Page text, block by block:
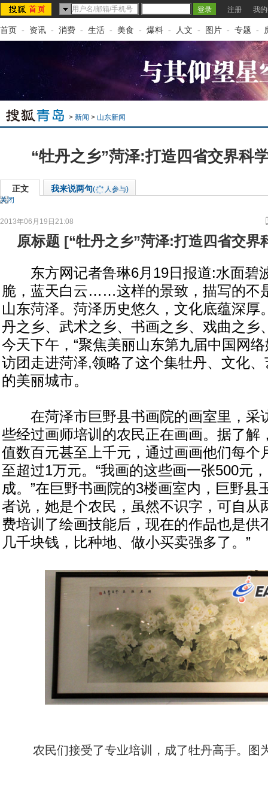
注册 我
首页 - 资讯 - 消费 - 生活 - 美食 - 爆料 - 人文 - 图片 - 专题 -
> 新闻 > 山东新闻
“牡丹之乡”菏泽:打造四省交界科
正文 我来说两句(
人参与)
关闭
2013年06月19日21:08
来源：东方网
原标题 [“牡丹之乡”菏泽:打造四省交界
东方网记者鲁琳6月19日报道:水面碧
脆，蓝天白云……这样的景致，描写的不
山东菏泽。菏泽历史悠久，文化底蕴深厚
丹之乡、武术之乡、书画之乡、戏曲之乡
今天下午，“聚焦美丽山东第九届中国网
访团走进菏泽,领略了这个集牡丹、文化
的美丽城市。
在菏泽市巨野县书画院的画室里，采
些经过画师培训的农民正在画画。据了解
值数百元甚至上千元，通过画画他们每个
至超过1万元。“我画的这些画一张500元
成。”在巨野书画院的3楼画室内，巨野县
者说，她是个农民，虽然不识字，可自从
费培训了绘画技能后，现在的作品也是供
几千块钱，比种地、做小买卖强多了。”
农民们接受了专业培训，成了牡丹高手。图